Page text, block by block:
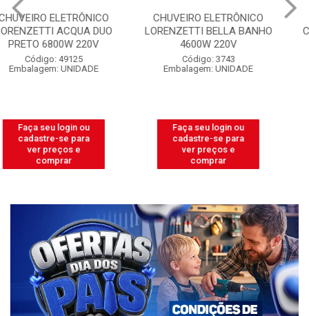
CHUVEIRO ELETRÔNICO
LORENZETTI BELLA BANHO
4600W 220V
Código: 3743
Embalagem: UNIDADE
Faça seu login ou
cadastre-se para
ver preços e
comprar
CHUVEIRO LUCONI
COMPLETO BRANCO N°06
COM REGISTRO
Código: 11638
Embalagem: UNIDADE
Faça seu login ou
cadastre-se para
ver preços e
comprar